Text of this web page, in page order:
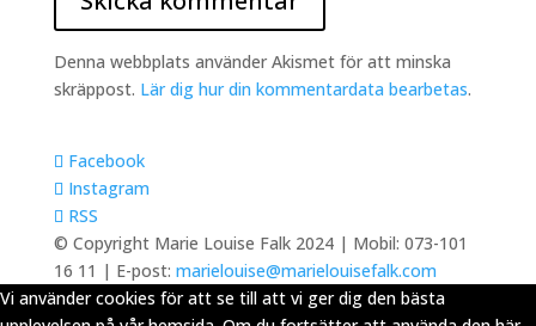
Denna webbplats använder Akismet för att minska
skräppost. Lär dig hur din kommentardata bearbetas.
Facebook
Instagram
RSS
© Copyright Marie Louise Falk 2024 | Mobil: 073-101
16 11 | E-post: marielouise@marielouisefalk.com
Vi använder cookies för att se till att vi ger dig den bästa